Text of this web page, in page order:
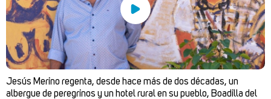
Jesús Merino regenta, desde hace más de dos décadas, un
albergue de peregrinos y un hotel rural en su pueblo, Boadilla del